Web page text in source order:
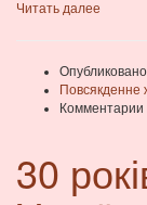
Читать далее
Повсякденне
Комментарии
30